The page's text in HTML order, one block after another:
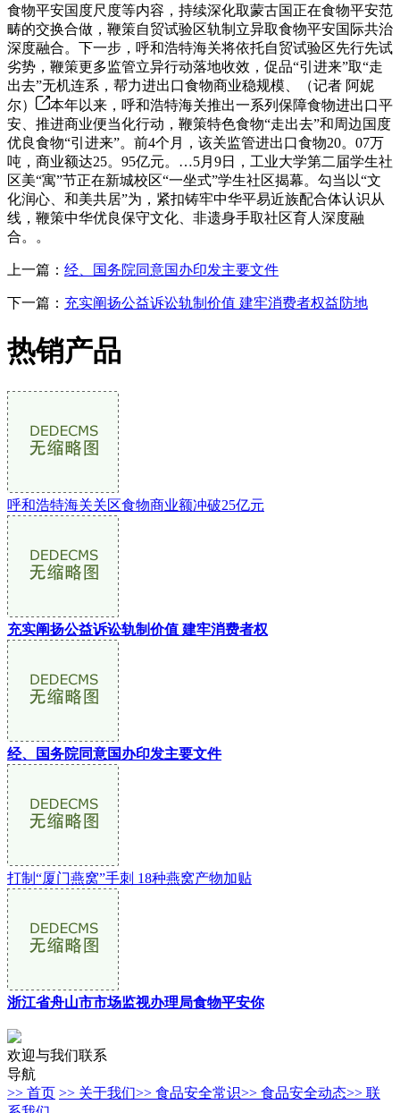
食物平安国度尺度等内容，持续深化取蒙古国正在食物平安范
畴的交换合做，鞭策自贸试验区轨制立异取食物平安国际共治
深度融合。下一步，呼和浩特海关将依托自贸试验区先行先试
劣势，鞭策更多监管立异行动落地收效，促品“引进来”取“走
出去”无机连系，帮力进出口食物商业稳规模、（记者 阿妮
尔）
本年以来，呼和浩特海关推出一系列保障食物进出口平
安、推进商业便当化行动，鞭策特色食物“走出去”和周边国度
优良食物“引进来”。前4个月，该关监管进出口食物20。07万
吨，商业额达25。95亿元。…5月9日，工业大学第二届学生社
区美“寓”节正在新城校区“一坐式”学生社区揭幕。勾当以“文
化润心、和美共居”为，紧扣铸牢中华平易近族配合体认识从
线，鞭策中华优良保守文化、非遗身手取社区育人深度融
合。。
上一篇： 经、国务院同意国办印发主要文件
下一篇： 充实阐扬公益诉讼轨制价值 建牢消费者权益防地
热销产品
呼和浩特海关关区食物商业额冲破25亿元
充实阐扬公益诉讼轨制价值 建牢消费者权
经、国务院同意国办印发主要文件
打制“厦门燕窝”手刺 18种燕窝产物加贴
浙江省舟山市市场监视办理局食物平安你
欢迎与我们联系
导航
>> 首页 >> 关于我们>> 食品安全常识>> 食品安全动态>> 联